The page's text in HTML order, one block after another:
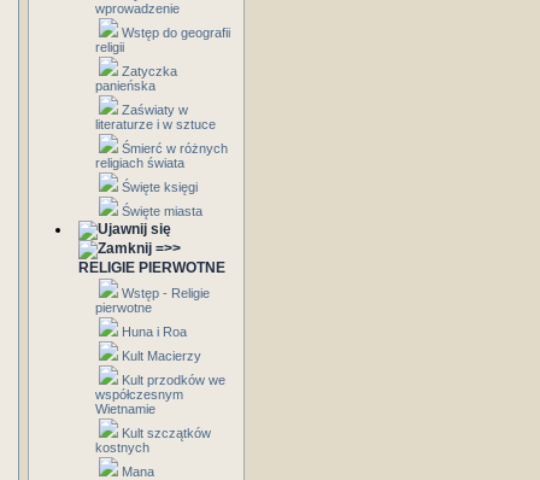
wprowadzenie
Wstęp do geografii
religii
Zatyczka
panieńska
Zaświaty w
literaturze i w sztuce
Śmierć w różnych
religiach świata
Święte księgi
Święte miasta
=>>
RELIGIE PIERWOTNE
Wstęp - Religie
pierwotne
Huna i Roa
Kult Macierzy
Kult przodków we
współczesnym
Wietnamie
Kult szczątków
kostnych
Mana